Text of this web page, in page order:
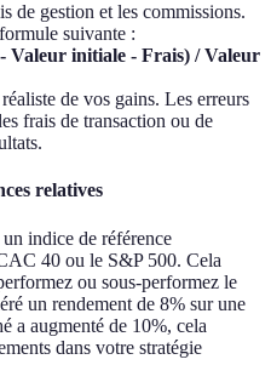
de gestion et les commissions.
suivante :
Valeur initiale - Frais) / Valeur
de vos gains. Les erreurs
frais de transaction ou de
relatives
indice de référence
40 ou le S&P 500. Cela
ou sous-performez le
un rendement de 8% sur une
a augmenté de 10%, cela
dans votre stratégie